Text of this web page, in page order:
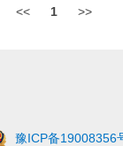
<< 1 >>
豫ICP备19008356